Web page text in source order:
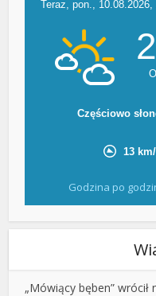
Godzina po
„Mówiący bęben” wrócił